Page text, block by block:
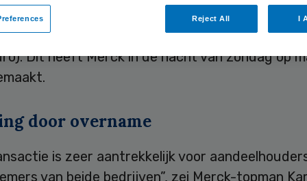
farmaceutische concern Merck neemt het
bedrijf Millipore over voor 7,2 miljard
Dit heeft Merck in de nacht van zondag op
door overname
is zeer aantrekkelijk voor
van beide bedrijven”, zei Merck-topman
Reject All I